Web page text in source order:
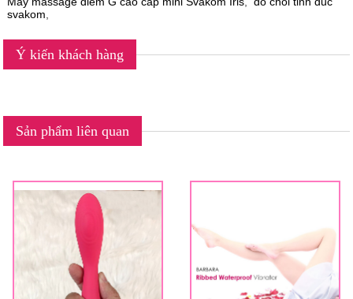
svakom
Ý kiến khách hàng
Sản phẩm liên quan